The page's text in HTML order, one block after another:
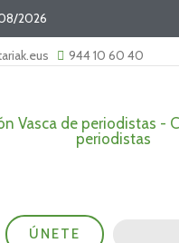
2026
944 10 60 40
Vasca de periodistas -
periodistas
ÚNETE